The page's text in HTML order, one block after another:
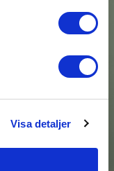
Visa detaljer